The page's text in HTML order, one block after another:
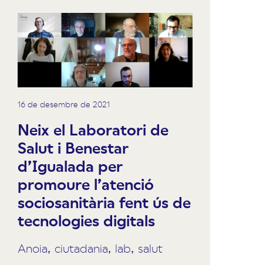
16 de desembre de 2021
Neix el Laboratori de
Salut i Benestar
d’Igualada per
promoure l’atenció
sociosanitària fent ús de
tecnologies digitals
Anoia, ciutadania, lab, salut